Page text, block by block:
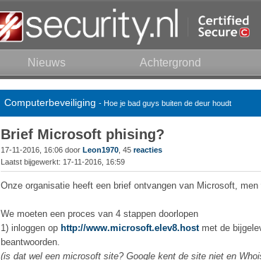
Nieuws Achtergrond
Computerbeveiliging - Hoe je bad guys buiten de deur houdt
Brief Microsoft phising?
17-11-2016, 16:06 door Leon1970 , 45 reacties
Laatst bijgewerkt: 17-11-2016, 16:59
Onze organisatie heeft een brief ontvangen van Microsoft,
We moeten een proces van 4 stappen doorlopen
1) inloggen op http://www.microsoft.elev8.hostmet de
beantwoorden.
(is dat wel een microsoft site? Google kent de site niet en